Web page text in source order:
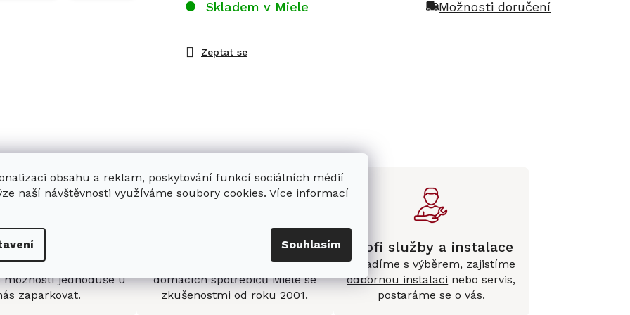
obsahu a reklam, poskytování funkcí sociálních médií
naší návštěvnosti využíváme soubory cookies. Více informací
Souhlasím
Zeptat se
Skladem v Miele Možnosti doručení
prodejna
showroom
možností jednoduše u
zaparkovat.
Stabilní prodejce
Jsme stabilní prodejce
domácích spotřebičů Miele se
zkušenostmi od roku 2001.
Profi služby a instalace
Poradíme s výběrem, zajistíme
odbornou instalaci nebo servis,
postaráme se o vás.